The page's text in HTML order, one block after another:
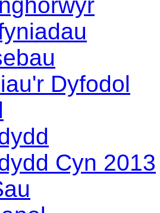
Dyfodol
Cyn 2013